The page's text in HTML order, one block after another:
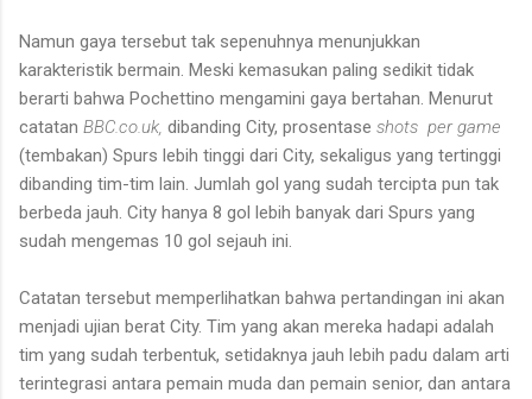
Namun gaya tersebut tak sepenuhnya menunjukkan
karakteristik bermain. Meski kemasukan paling sedikit tidak
berarti bahwa Pochettino mengamini gaya bertahan. Menurut
catatan BBC.co.uk, dibanding City, prosentase shots per game
(tembakan) Spurs lebih tinggi dari City, sekaligus yang tertinggi
dibanding tim-tim lain. Jumlah gol yang sudah tercipta pun tak
berbeda jauh. City hanya 8 gol lebih banyak dari Spurs yang
sudah mengemas 10 gol sejauh ini.
Catatan tersebut memperlihatkan bahwa pertandingan ini akan
menjadi ujian berat City. Tim yang akan mereka hadapi adalah
tim yang sudah terbentuk, setidaknya jauh lebih padu dalam arti
terintegrasi antara pemain muda dan pemain senior, dan antara